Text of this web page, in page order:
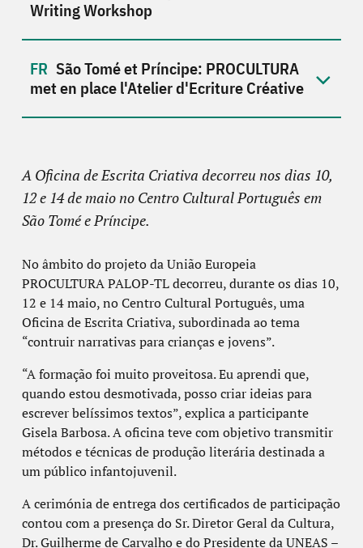
Writing Workshop
São Tomé et Príncipe: PROCULTURA
met en place l'Atelier d'Ecriture Créative
A Oficina de Escrita Criativa decorreu nos dias 10,
12 e 14 de maio no Centro Cultural Português em
São Tomé e Príncipe.
No âmbito do projeto da União Europeia
PROCULTURA PALOP-TL decorreu, durante os dias 10,
12 e 14 maio, no Centro Cultural Português, uma
Oficina de Escrita Criativa, subordinada ao tema
“contruir narrativas para crianças e jovens”.
“A formação foi muito proveitosa. Eu aprendi que,
quando estou desmotivada, posso criar ideias para
escrever belíssimos textos”, explica a participante
Gisela Barbosa. A oficina teve com objetivo transmitir
métodos e técnicas de produção literária destinada a
um público infantojuvenil.
A cerimónia de entrega dos certificados de participação
contou com a presença do Sr. Diretor Geral da Cultura,
Dr. Guilherme de Carvalho e do Presidente da UNEAS –